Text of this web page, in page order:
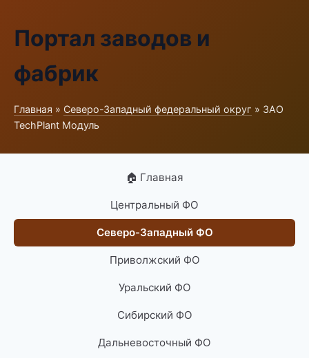
Портал заводов и
фабрик
Главная » Северо-Западный федеральный округ » ЗАО
TechPlant Модуль
🏠 Главная
Центральный ФО
Северо-Западный ФО
Приволжский ФО
Уральский ФО
Сибирский ФО
Дальневосточный ФО